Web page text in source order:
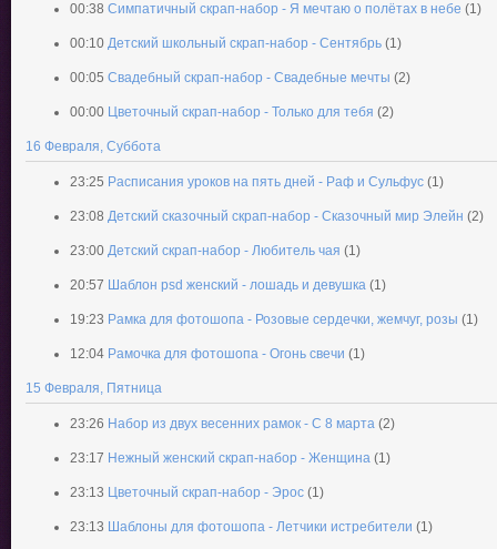
00:38 Симпатичный скрап-набор - Я мечтаю о полётах в небе (1)
00:10 Детский школьный скрап-набор - Сентябрь (1)
00:05 Свадебный скрап-набор - Свадебные мечты (2)
00:00 Цветочный скрап-набор - Только для тебя (2)
16 Февраля, Суббота
23:25 Расписания уроков на пять дней - Раф и Сульфус (1)
23:08 Детский сказочный скрап-набор - Сказочный мир Элейн (2)
23:00 Детский скрап-набор - Любитель чая (1)
20:57 Шаблон psd женский - лошадь и девушка (1)
19:23 Рамка для фотошопа - Розовые сердечки, жемчуг, розы (1)
12:04 Рамочка для фотошопа - Огонь свечи (1)
15 Февраля, Пятница
23:26 Набор из двух весенних рамок - С 8 марта (2)
23:17 Нежный женский скрап-набор - Женщина (1)
23:13 Цветочный скрап-набор - Эрос (1)
23:13 Шаблоны для фотошопа - Летчики истребители (1)